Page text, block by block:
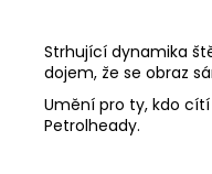
Strhující dynamika
dojem, že se obraz
Umění pro ty, kdo
Petrolheady.